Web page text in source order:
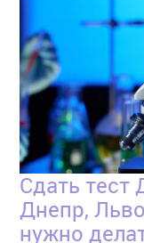
Сдать тест
Днепр,
нужно